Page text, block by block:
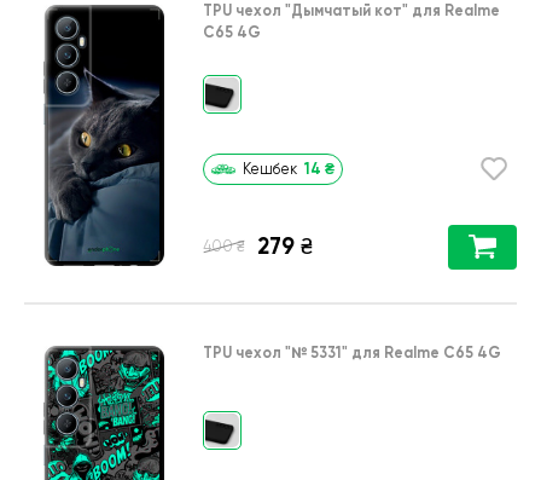
TPU чехол "Дымчатый кот" для Realme
C65 4G
Кешбек 14 ₴
400 ₴ 279 ₴
TPU чехол "№ 5331" для Realme C65 4G